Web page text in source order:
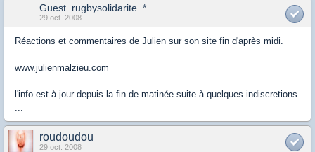
Guest_rugbysolidarite_*
29 oct. 2008
Réactions et commentaires de Julien sur son site fin d'après midi.
www.julienmalzieu.com
l'info est à jour depuis la fin de matinée suite à quelques indiscretions
roudoudou
29 oct. 2008